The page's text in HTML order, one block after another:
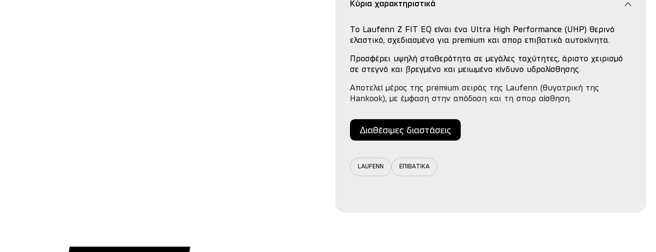
Κύρια χαρακτηριστικά
Το Laufenn Z FIT EQ είναι ένα Ultra High Performance (UHP) θερινό
ελαστικό, σχεδιασμένο για premium και σπορ επιβατικά αυτοκίνητα.
Προσφέρει υψηλή σταθερότητα σε μεγάλες ταχύτητες, άριστο χειρισμό
σε στεγνό και βρεγμένο και μειωμένο κίνδυνο υδρολίσθησης.
Αποτελεί μέρος της premium σειράς της Laufenn (θυγατρική της
Hankook), με έμφαση στην απόδοση και τη σπορ αίσθηση.
Διαθέσιμες διαστάσεις
LAUFENN ΕΠΙΒΑΤΙΚΑ